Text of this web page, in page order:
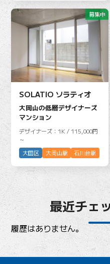
SOLATIO ソラティオ
大岡山の低層デザイナーズ
マンション
デザイナーズ：1K / 115,000円
～
大田区
大岡山駅 石川台駅
募集中
最近チェ
履歴はありません。